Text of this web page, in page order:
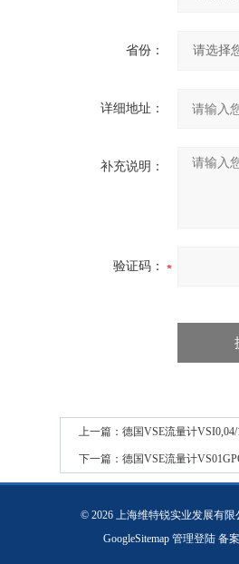
省份：
详细地址：
补充说明：
验证码：
上一篇： 德国VSE流量计VSI0,04/
下一篇： 德国VSE流量计
© 2026 上海维特锐实业发展有
GoogleSitemap 管理登陆 备